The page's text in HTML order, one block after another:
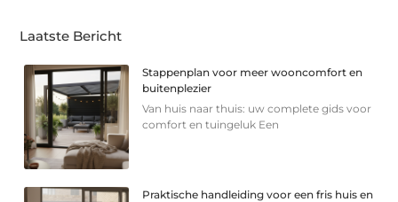
Laatste Bericht
Stappenplan voor meer wooncomfort en
buitenplezier
Van huis naar thuis: uw complete gids voor
comfort en tuingeluk Een
Praktische handleiding voor een fris huis en